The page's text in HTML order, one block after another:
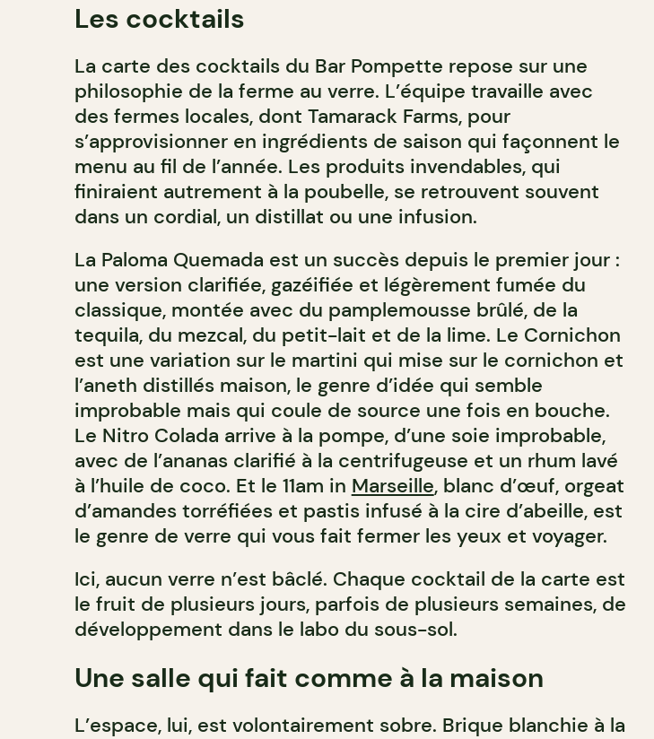
Les cocktails
La carte des cocktails du Bar Pompette repose sur une
philosophie de la ferme au verre. L’équipe travaille avec
des fermes locales, dont Tamarack Farms, pour
s’approvisionner en ingrédients de saison qui façonnent le
menu au fil de l’année. Les produits invendables, qui
finiraient autrement à la poubelle, se retrouvent souvent
dans un cordial, un distillat ou une infusion.
La Paloma Quemada est un succès depuis le premier jour :
une version clarifiée, gazéifiée et légèrement fumée du
classique, montée avec du pamplemousse brûlé, de la
tequila, du mezcal, du petit-lait et de la lime. Le Cornichon
est une variation sur le martini qui mise sur le cornichon et
l’aneth distillés maison, le genre d’idée qui semble
improbable mais qui coule de source une fois en bouche.
Le Nitro Colada arrive à la pompe, d’une soie improbable,
avec de l’ananas clarifié à la centrifugeuse et un rhum lavé
à l’huile de coco. Et le 11am in Marseille, blanc d’œuf, orgeat
d’amandes torréfiées et pastis infusé à la cire d’abeille, est
le genre de verre qui vous fait fermer les yeux et voyager.
Ici, aucun verre n’est bâclé. Chaque cocktail de la carte est
le fruit de plusieurs jours, parfois de plusieurs semaines, de
développement dans le labo du sous-sol.
Une salle qui fait comme à la maison
L’espace, lui, est volontairement sobre. Brique blanchie à la